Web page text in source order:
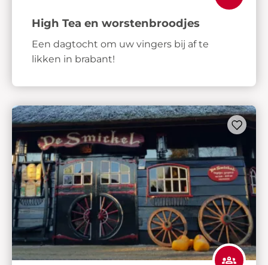
High Tea en worstenbroodjes
Een dagtocht om uw vingers bij af te
likken in brabant!